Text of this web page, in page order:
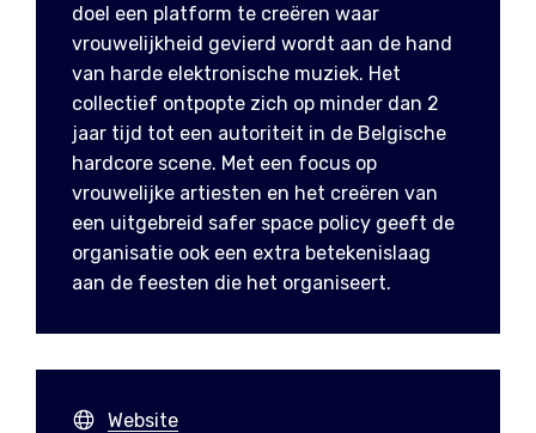
doel een platform te creëren waar
vrouwelijkheid gevierd wordt aan de hand
van harde elektronische muziek. Het
collectief ontpopte zich op minder dan 2
jaar tijd tot een autoriteit in de Belgische
hardcore scene. Met een focus op
vrouwelijke artiesten en het creëren van
een uitgebreid safer space policy geeft de
organisatie ook een extra betekenislaag
aan de feesten die het organiseert.
Website